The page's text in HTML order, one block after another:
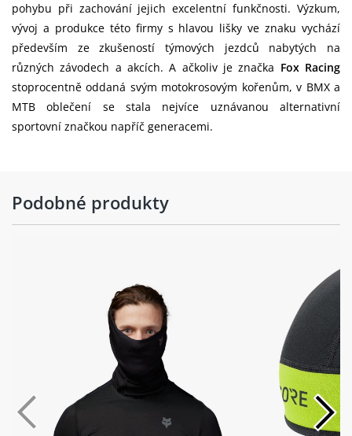
pohybu při zachování jejich excelentní funkčnosti. Výzkum,
vývoj a produkce této firmy s hlavou lišky ve znaku vychází
především ze zkušeností týmových jezdců nabytých na
různých závodech a akcích. A ačkoliv je značka Fox Racing
stoprocentně oddaná svým motokrosovým kořenům, v BMX a
MTB oblečení se stala nejvíce uznávanou alternativní
sportovní značkou napříč generacemi.
Podobné produkty